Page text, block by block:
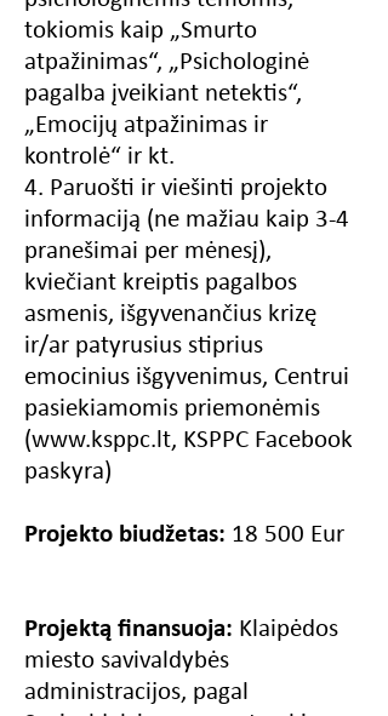
tokiomis kaip „Smurto
atpažinimas“, „Psichologinė
pagalba įveikiant netektis“,
„Emocijų atpažinimas ir
kontrolė“ ir kt.
4. Paruošti ir viešinti projekto
informaciją (ne mažiau kaip 3-4
pranešimai per mėnesį),
kviečiant kreiptis pagalbos
asmenis, išgyvenančius krizę
ir/ar patyrusius stiprius
emocinius išgyvenimus, Centrui
pasiekiamomis priemonėmis
(www.ksppc.lt, KSPPC Facebook
paskyra)
Projekto biudžetas: 18 500 Eur
Projektą finansuoja: Klaipėdos
miesto savivaldybės
administracijos, pagal